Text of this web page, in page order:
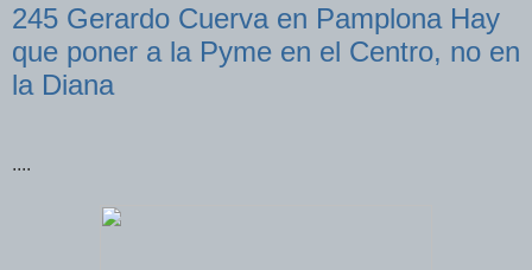
245 Gerardo Cuerva en Pamplona Hay
que poner a la Pyme en el Centro, no en
la Diana
....